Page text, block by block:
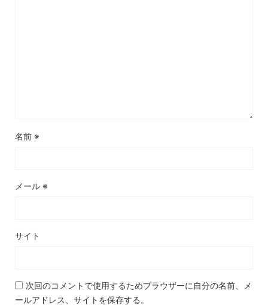
名前 ※
メール ※
サイト
次回のコメントで使用するためブラウザーに自分の名前、メ
ールアドレス、サイトを保存する。